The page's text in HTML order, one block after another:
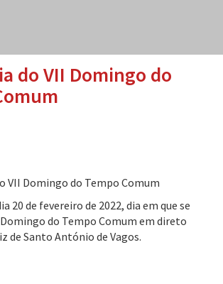
do VII Domingo do
20 de fevereiro de 2022, dia em que se
do Tempo Comum em direto
de Santo António de Vagos.